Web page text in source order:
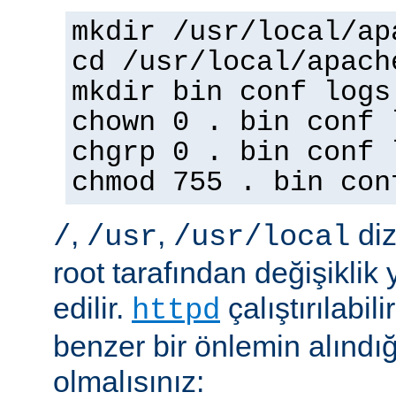
mkdir /usr/local/
cd /usr/local/
mkdir bin conf logs
chown 0 . bin conf
chgrp 0 . bin conf
chmod 755 . bin
/, /usr, /usr/local
root tarafından değişiklik
edilir. httpd
benzer bir önlemin
olmalısınız: